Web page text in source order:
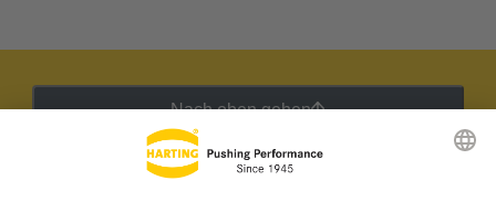
Nach oben gehen